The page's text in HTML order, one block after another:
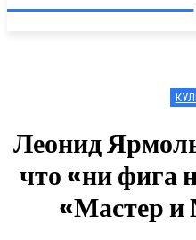
Леонид
что «ни фига
«Мастер и